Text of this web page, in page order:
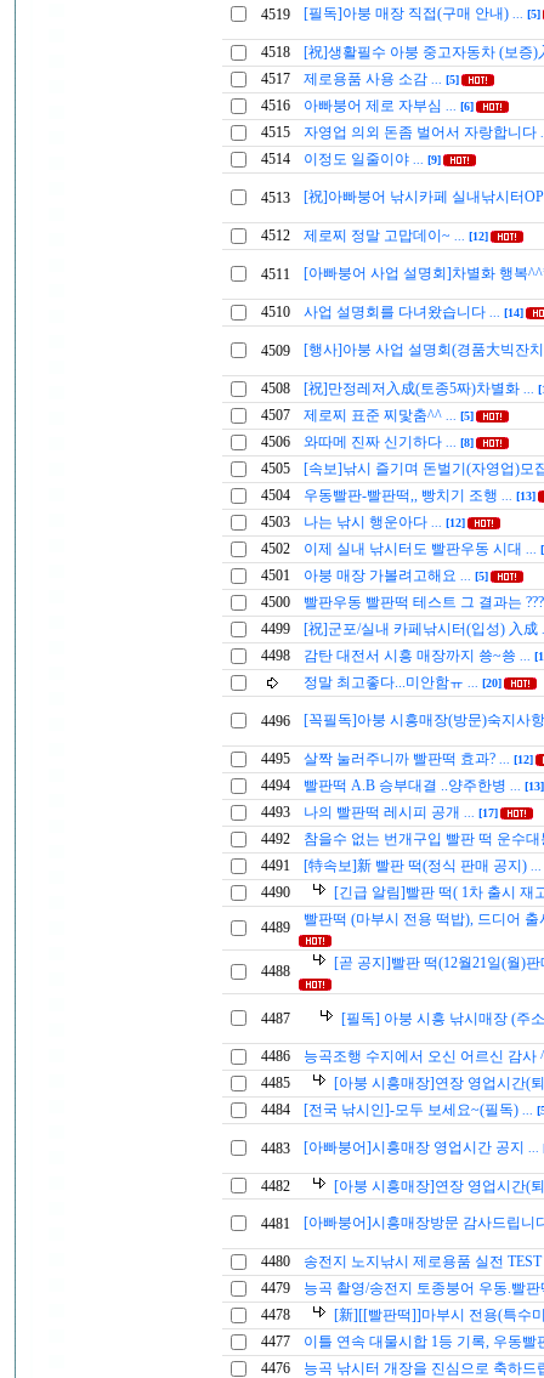
4519 [필독]아붕 매장 직접(구매 안내) [5]
4518
[祝]생활필수 아붕 중고자동차 (보증
4517
제로용품 사용 소감 [5]
4516 아빠붕어 제로 자부심 [6]
4515 자영업 의외 돈좀 벌어서 자랑합니다
4514 이정도 일줄이야 [9]
4513 [祝]아빠붕어 낚시카페 실내낚시터
4512 제로찌 정말 고맙데이~ [12]
4511 [아빠붕어 사업 설명회]차별화 행복
4510 사업 설명회를 다녀왔습니다 [14]
4509 [행사]아붕 사업 설명회(경품大빅잔
4508 [祝]만정레저入成(토종5짜)차별화
4507 제로찌 표준 찌맟춤^^ [5]
4506 와따메 진짜 신기하다 [8]
4505
[속보]낚시 즐기며 돈벌기(자영업)모
4504
우동빨판-빨판떡,, 빵치기 조행 [13]
4503 나는 낚시 행운아다 [12]
4502 이제 실내 낚시터도 빨판우동 시대
4501 아붕 매장 가볼려고해요 [5]
4500
빨판우동 빨판떡 테스트 그 결과는
4499
[祝]군포/실내 카페낚시터(입성) 入成
4498 감탄 대전서 시흥 매장까지 쑝~쑝
정말 최고좋다...미안함ㅠ [20]
4496 [꼭필독]아붕 시흥매장(방문)숙지사
4495 살짝 눌러주니까 빨판떡 효과? [12]
4494 빨판떡 A.B 승부대결 ..양주한병 [13]
4493 나의 빨판떡 레시피 공개 [17]
4492
참을수 없는 번개구입 빨판 떡 운수
4491
[特속보]新 빨판 떡(정식 판매 공지)
4490 [긴급 알림]빨판 떡( 1차 출시 재
4489 빨판떡 (마부시 전용 떡밥), 드디어
4488 [곧 공지]빨판 떡(12월21일(월)
4487 [필독] 아붕 시흥 낚시매장 (주
4486
능곡조행 수지에서 오신 어르신 감사
4485
[아붕 시흥매장]연장 영업시간(
4484
[전국 낚시인]-모두 보세요~(필독)
4483 [아빠붕어]시흥매장 영업시간 공지
4482 [아붕 시흥매장]연장 영업시간(
4481 [아빠붕어]시흥매장방문 감사드립니
4480
송전지 노지낚시 제로용품 실전 TEST
4479
능곡 촬영/송전지 토종붕어 우동.빨
4478
[新][[빨판떡]]마부시 전용(특수
4477
이틀 연속 대물시합 1등 기록, 우동빨
4476
능곡 낚시터 개장을 진심으로 축하드